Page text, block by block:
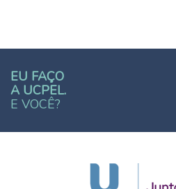
EU FAÇO
A UCPEL.
E VOCÊ?